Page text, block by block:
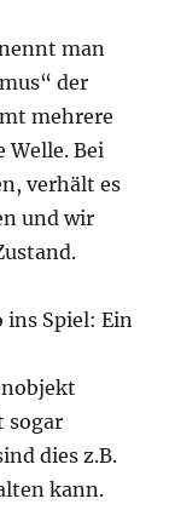
man
der
mehrere
Welle. Bei
verhält es
und wir
ins Spiel: Ein
sogar
dies z.B.
kann.